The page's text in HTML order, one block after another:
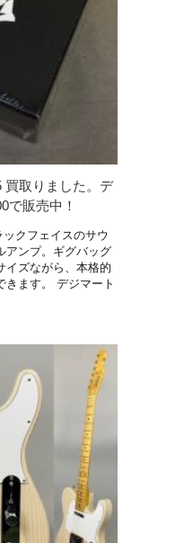
買取りました。デ
で販売中！
クフェイスのサウ
アンプ。ギグバッグ
イズながら、本格的
きます。 デジマート